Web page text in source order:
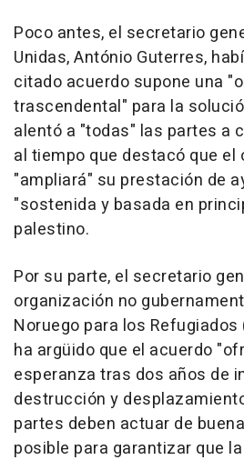
Poco antes, el secretario
Unidas, António Guterres,
citado acuerdo supone una
trascendental" para la
alentó a "todas" las partes a
al tiempo que destacó que el
"ampliará" su prestación de
"sostenida y basada en
palestino.
Por su parte, el secretario
organización no
Noruego para los Refugiados
ha argüido que el acuerdo
esperanza tras dos años de
destrucción y
partes deben actuar de
posible para garantizar que